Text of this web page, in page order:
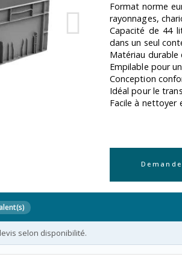
Format norme
rayonnages,
Capacité de 44
dans un seul
Matériau
Empilable pour
Conception
Idéal pour le
Facile à nettoyer
selon disponibilité.